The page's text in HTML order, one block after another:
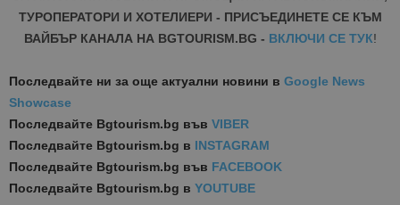
ТУРОПЕРАТОРИ И ХОТЕЛИЕРИ - ПРИСЪЕДИНЕТЕ СЕ КЪМ
ВАЙБЪР КАНАЛА НА BGTOURISM.BG - ВКЛЮЧИ СЕ ТУК!
Последвайте ни за още актуални новини в Google News
Showcase
Последвайте Bgtourism.bg във VIBER
Последвайте Bgtourism.bg в INSTAGRAM
Последвайте Bgtourism.bg във FACEBOOK
Последвайте Bgtourism.bg в YOUTUBE